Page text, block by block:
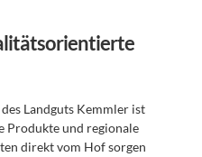
des Landguts Kemmler ist
Produkte und regionale
direkt vom Hof sorgen